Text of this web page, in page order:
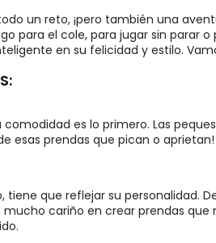
un reto, ¡pero también una
para el cole, para jugar sin
en su felicidad y estilo.
comodidad es lo primero. Las
prendas que pican o
tiene que reflejar su personalidad.
cariño en crear prendas que